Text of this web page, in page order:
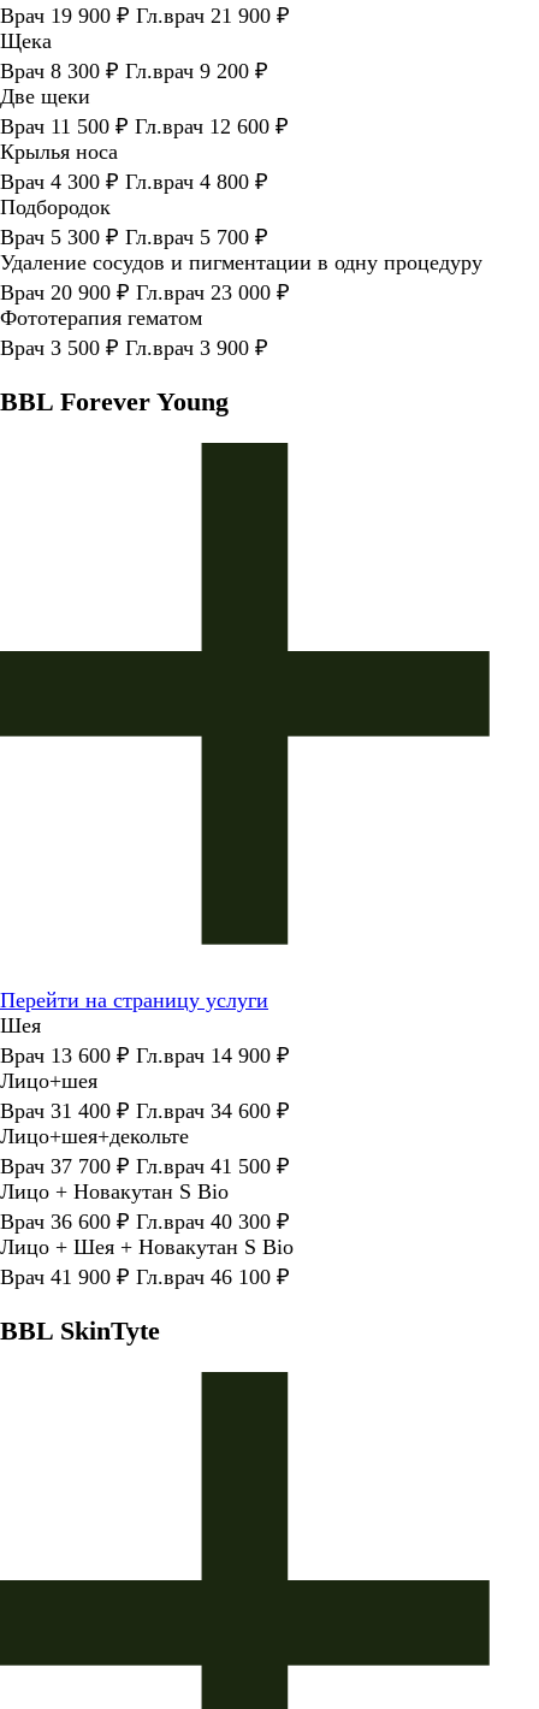
Врач 19 900 ₽ Гл.врач 21 900 ₽
Щека
Врач 8 300 ₽ Гл.врач 9 200 ₽
Две щеки
Врач 11 500 ₽ Гл.врач 12 600 ₽
Крылья носа
Врач 4 300 ₽ Гл.врач 4 800 ₽
Подбородок
Врач 5 300 ₽ Гл.врач 5 700 ₽
Удаление сосудов и пигментации в одну процедуру
Врач 20 900 ₽ Гл.врач 23 000 ₽
Фототерапия гематом
Врач 3 500 ₽ Гл.врач 3 900 ₽
BBL Forever Young
Перейти на страницу услуги
Шея
Врач 13 600 ₽ Гл.врач 14 900 ₽
Лицо+шея
Врач 31 400 ₽ Гл.врач 34 600 ₽
Лицо+шея+декольте
Врач 37 700 ₽ Гл.врач 41 500 ₽
Лицо + Новакутан S Bio
Врач 36 600 ₽ Гл.врач 40 300 ₽
Лицо + Шея + Новакутан S Bio
Врач 41 900 ₽ Гл.врач 46 100 ₽
BBL SkinTyte